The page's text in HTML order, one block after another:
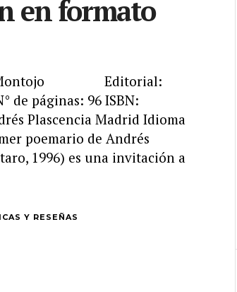
en formato
Montojo Editorial:
de páginas: 96 ISBN:
Plascencia Madrid Idioma
poemario de Andrés
1996) es una invitación a
Y RESEÑAS